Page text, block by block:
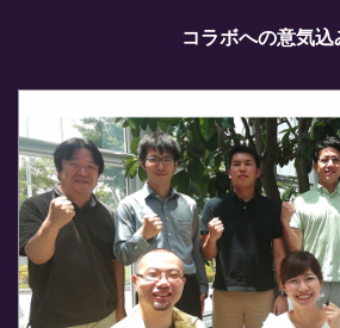
コラボへの意気込